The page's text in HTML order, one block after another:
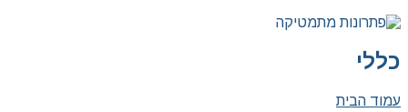
כללי
עמוד הבית